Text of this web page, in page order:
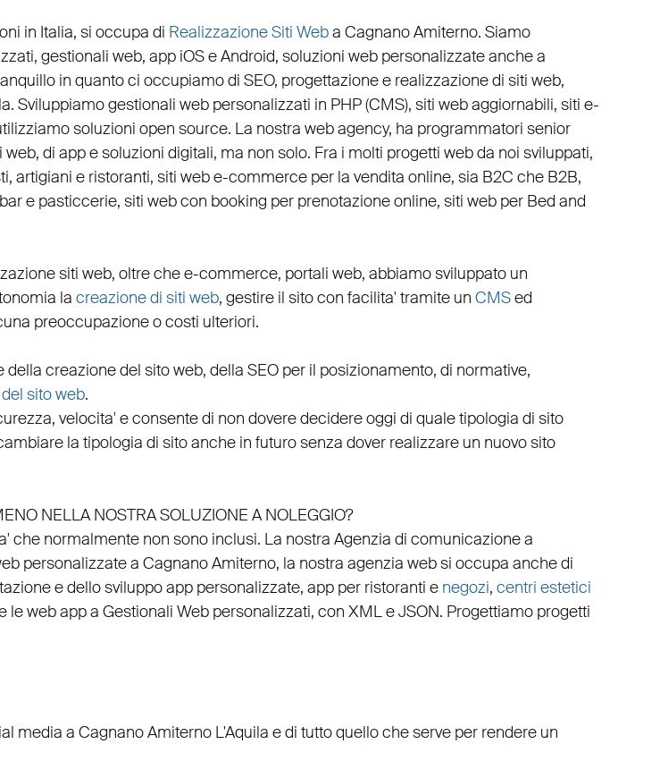
in Italia, si occupa di Realizzazione Siti Weba Cagnano Amiterno. Siamo
gestionali web, app iOS e Android, soluzioni web personalizzateanche a
in quanto ci occupiamo di SEO, progettazione e realizzazione di siti web,
Sviluppiamogestionali web personalizzati in PHP(CMS), siti web aggiornabili, siti e-
soluzioni open source. La nostra web agency, ha programmatori senior
di app e soluzioni digitali, ma non solo. Fra i molti progetti web da noi sviluppati,
, artigiani e ristoranti, siti web e-commerceper la vendita online, sia B2C che B2B,
e pasticcerie, siti web con booking per prenotazione online, siti web per Bed and
siti web, oltre chee-commerce, portali web, abbiamo sviluppato un
la creazione di siti web, gestire il sito con facilita' tramite un CMSed
preoccupazione o costi ulteriori.
creazione del sito web, della SEOper il posizionamento, di normative,
sito web.
, velocita' e consente di non dovere decidere oggi di quale tipologia di sito
la tipologia di sito anche in futuro senza dover realizzare un nuovo sito
NELLA NOSTRA SOLUZIONE A NOLEGGIO?
che normalmente non sono inclusi. La nostra Agenzia di comunicazione a
personalizzate a Cagnano Amiterno, la nostra agenzia websi occupa anche di
e dellosviluppo app personalizzate, app per ristoranti e negozi, centri estetici
leweb appa Gestionali Web personalizzati, con XMLeJSON. Progettiamo progetti
media a Cagnano AmiternoL'Aquila e di tutto quello che serve per rendere un